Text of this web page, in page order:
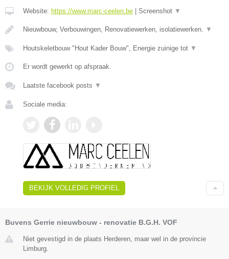
Website: https://www.marc-ceelen.be Screenshot ▼
Nieuwbouw, Verbouwingen, Renovatiewerken, isolatiewerken. ▼
Houtskeletbouw "Hout Kader Bouw", Energie zuinige tot ▼
Er wordt gewerkt op afspraak.
Laatste facebook posts ▼
Sociale media:
BEKIJK VOLLEDIG PROFIEL
Buvens Gerrie nieuwbouw - renovatie B.G.H. VOF
Niet gevestigd in de plaats Herderen, maar wel in de provincie
Limburg.